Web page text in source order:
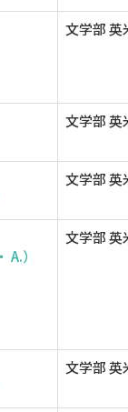
文学部 英
文学部 英
文学部 英
A.）
文学部 英
文学部 英